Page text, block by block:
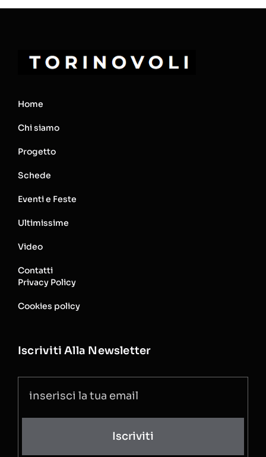
Home
Chi siamo
Progetto
Schede
Eventi e Feste
Ultimissime
Video
Contatti
Privacy Policy
Cookies policy
Iscriviti Alla Newsletter
Iscriviti